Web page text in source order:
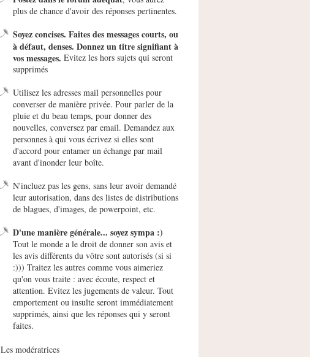
plus de chance d'avoir des réponses pertinentes.
Soyez concises. Faites des messages courts, ou
à défaut, denses. Donnez un titre signifiant à
vos messages. Evitez les hors sujets qui seront
supprimés
Utilisez les adresses mail personnelles pour
converser de manière privée. Pour parler de la
pluie et du beau temps, pour donner des
nouvelles, conversez par email. Demandez aux
personnes à qui vous écrivez si elles sont
d'accord pour entamer un échange par mail
avant d'inonder leur boîte.
N'incluez pas les gens, sans leur avoir demandé
leur autorisation, dans des listes de distributions
de blagues, d'images, de powerpoint, etc.
D'une manière générale... soyez sympa :)
Tout le monde a le droit de donner son avis et
les avis différents du vôtre sont autorisés (si si
:))) Traitez les autres comme vous aimeriez
qu'on vous traite : avec écoute, respect et
attention. Evitez les jugements de valeur. Tout
emportement ou insulte seront immédiatement
supprimés, ainsi que les réponses qui y seront
faites.
Les modératrices